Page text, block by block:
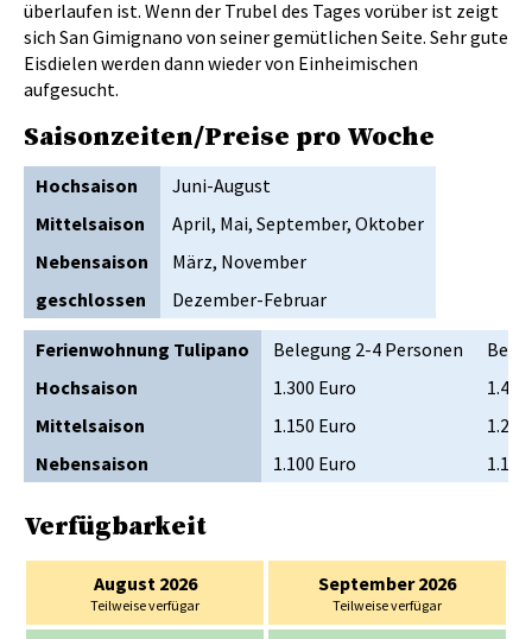
überlaufen ist. Wenn der Trubel des Tages vorüber ist zeigt
sich San Gimignano von seiner gemütlichen Seite. Sehr gute
Eisdielen werden dann wieder von Einheimischen
aufgesucht.
Saisonzeiten/Preise pro Woche
Hochsaison
Mittelsaison
Nebensaison
geschlossen
Juni-August
April, Mai, September, Oktober
März, November
Dezember-Februar
Ferienwohnung Tulipano
Hochsaison
Mittelsaison
Nebensaison
Belegung 2-4 Personen
1.300 Euro
1.150 Euro
1.100 Euro
Verfügbarkeit
August 2026
Teilweise verfügar
September 2026
Teilweise verfügar